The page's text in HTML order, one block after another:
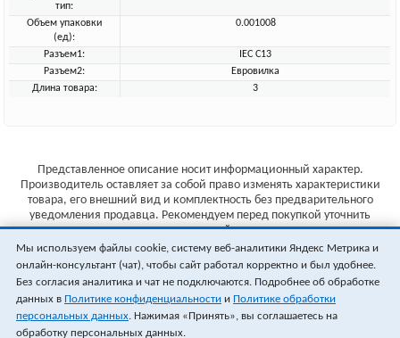
тип:
Объем упаковки
(ед):
0.001008
Разъем1:
IEC C13
Разъем2:
Евровилка
Длина товара:
3
Представленное описание носит информационный характер.
Производитель оставляет за собой право изменять характеристики
товара, его внешний вид и комплектность без предварительного
уведомления продавца. Рекомендуем перед покупкой уточнить
характеристики товара на сайте производителя.
Указанные цены не являются публичной офертой (ст.435 ГК РФ).
Стоимость и наличие товара уточняйте у менеджера.
Мы используем файлы cookie, систему веб-аналитики Яндекс Метрика и
онлайн-консультант (чат), чтобы сайт работал корректно и был удобнее.
Без согласия аналитика и чат не подключаются. Подробнее об обработке
данных в Политике конфиденциальности и Политике обработки
персональных данных. Нажимая «Принять», вы соглашаетесь на
обработку персональных данных.